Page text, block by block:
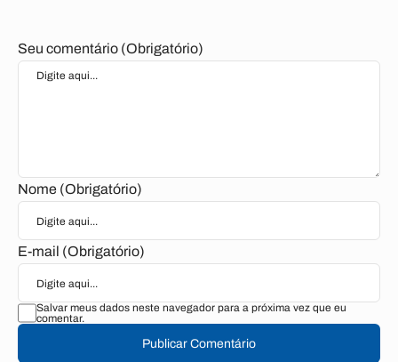
Seu comentário (Obrigatório)
Nome (Obrigatório)
E-mail (Obrigatório)
Salvar meus dados neste navegador para a próxima vez que eu
comentar.
Publicar Comentário